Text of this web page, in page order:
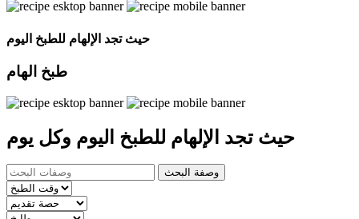
حيث تجد الإلهام للطبخ اليوم
طبخ الهام
حيث تجد الإلهام للطبخ اليوم وكل يوم
وصفة البحث